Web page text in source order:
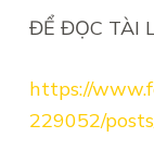
ĐỂ ĐỌC TÀI
https://
229052/